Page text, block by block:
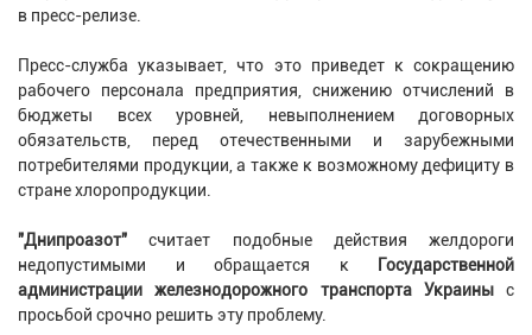
в пресс-релизе.
Пресс-служба указывает, что это приведет к сокращению
рабочего персонала предприятия, снижению отчислений в
бюджеты всех уровней, невыполнением договорных
обязательств, перед отечественными и зарубежными
потребителями продукции, а также к возможному дефициту в
стране хлоропродукции.
"Днипроазот"считает подобные действия желдороги
недопустимыми и обращается к
Государственной
администрации железнодорожного транспорта Украины с
просьбой срочно решить эту проблему.